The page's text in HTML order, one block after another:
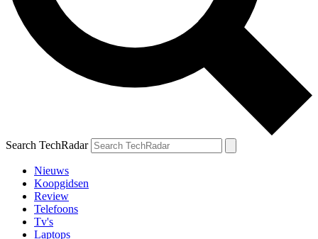
Search TechRadar
Nieuws
Koopgidsen
Review
Telefoons
Tv's
Laptops